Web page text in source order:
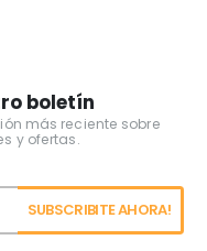
boletín
más reciente sobre
y ofertas.